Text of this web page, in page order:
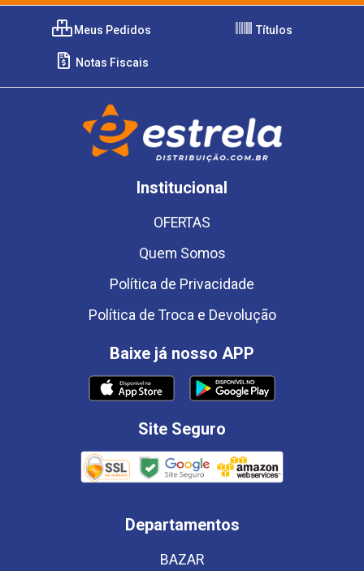
Meus Pedidos Títulos
Notas Fiscais
Institucional
OFERTAS
Quem Somos
Política de Privacidade
Política de Troca e Devolução
Baixe já nosso APP
Site Seguro
Departamentos
BAZAR